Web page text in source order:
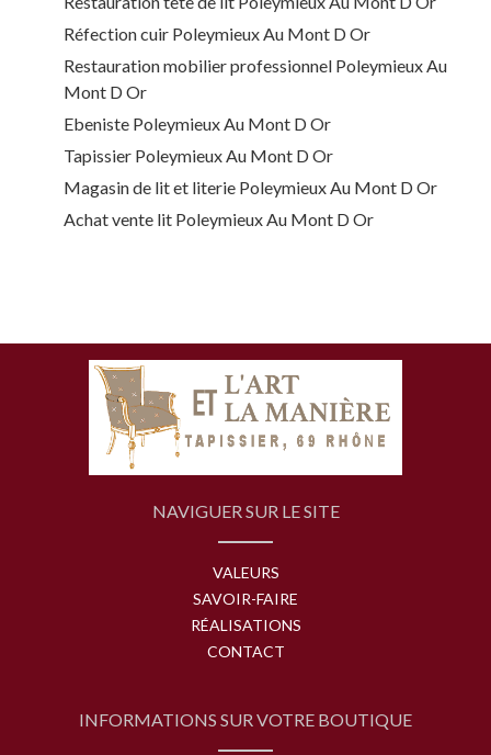
Réfection cuir Poleymieux Au Mont D Or
Restauration mobilier professionnel Poleymieux Au
Mont D Or
Ebeniste Poleymieux Au Mont D Or
Tapissier Poleymieux Au Mont D Or
Magasin de lit et literie Poleymieux Au Mont D Or
Achat vente lit Poleymieux Au Mont D Or
NAVIGUER SUR LE SITE
VALEURS
SAVOIR-FAIRE
RÉALISATIONS
CONTACT
INFORMATIONS SUR VOTRE BOUTIQUE